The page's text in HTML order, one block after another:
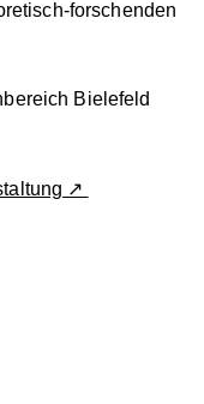
forschenden
Bielefeld
↗